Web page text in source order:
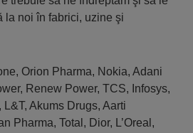
la noi în fabrici, uzine şi
Orion Pharma, Nokia, Adani
Renew Power, TCS, Infosys,
Akums Drugs, Aarti
Pharma, Total, Dior, L’Oreal,